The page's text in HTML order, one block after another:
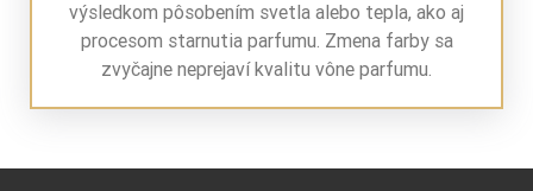
výsledkom pôsobením svetla alebo tepla, ako aj
procesom starnutia parfumu. Zmena farby sa
zvyčajne neprejaví kvalitu vône parfumu.